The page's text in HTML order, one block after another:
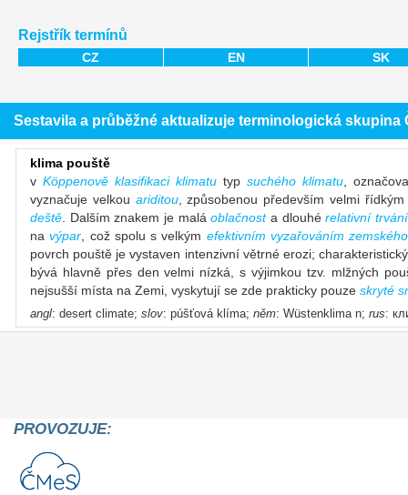
Rejstřík termínů
CZ EN SK
Sestavila a průběžné aktualizuje terminologická
klima pouště
v Köppenově klasifikaci klimatu typ suchého klimatu ,
vyznačuje velkou ariditou, způsobenou především velmi
deště . Dalším znakem je maláoblačnosta dlouhérelativní
navýpar , což spolu s velkým efektivním vyzařováním
povrch pouště je vystaven intenzivní větrné erozi;
bývá hlavně přes den velmi nízká, s výjimkou tzv. mlžných
nejsušší místa na Zemi, vyskytují se zde prakticky pouze skryté
angl: desert climate; slov: púšťová klíma; něm: Wüstenklima n; rus:
PROVOZUJE: